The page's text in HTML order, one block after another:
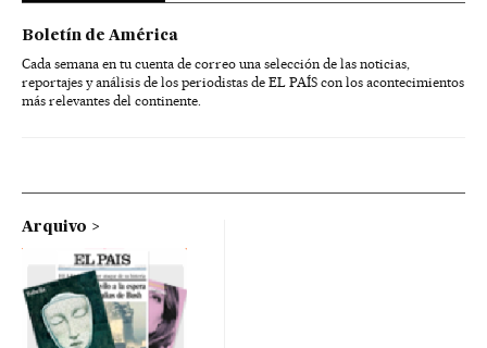
Boletín de América
Cada semana en tu cuenta de correo una selección de las noticias,
reportajes y análisis de los periodistas de EL PAÍS con los acontecimientos
más relevantes del continente.
Arquivo